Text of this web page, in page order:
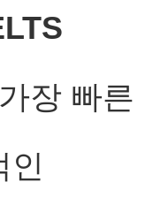
장 빠른
인